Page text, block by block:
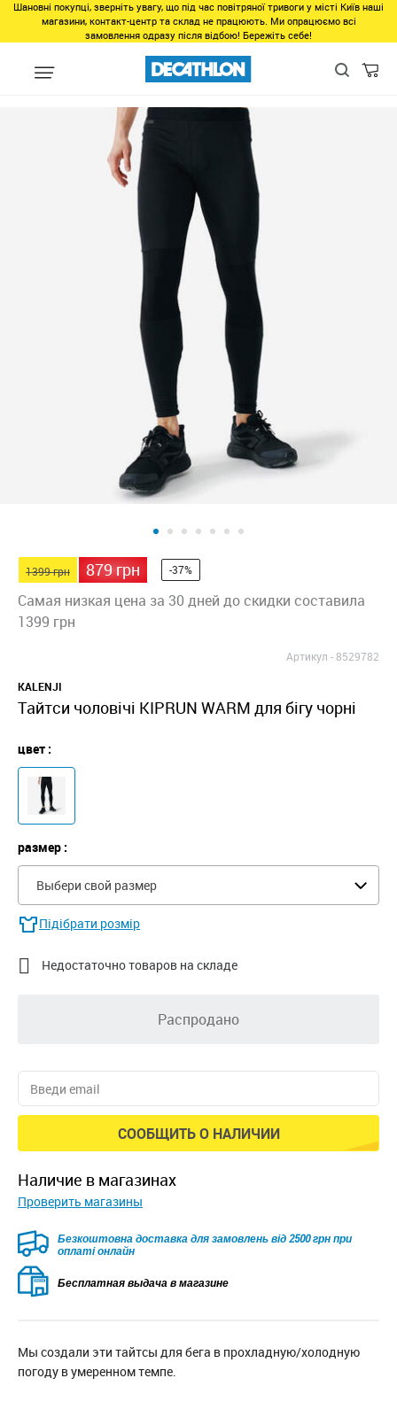
Шановні покупці, зверніть увагу, що під час повітряної тривоги у місті Київ наші
магазини, контакт-центр та склад не працюють. Ми опрацюємо всі
замовлення одразу після відбою! Бережіть себе!
Регіон Мужчинам в Днепре Одежда в Днепре Низ в
1399 грн 879 грн -37%
Самая низкая цена за 30 дней до скидки составила
1399 грн
Артикул -8529782
KALENJI
Тайтси чоловічі KIPRUN WARM для бігу чорні
цвет :
размер :
Выбери свой размер
Підібрати розмір
 Недостаточно товаров на складе
Распродано
СООБЩИТЬ О НАЛИЧИИ
наличие в магазинах
Проверить магазины
Безкоштовна доставка для замовлень від 2500 грн при
оплаті онлайн
Бесплатная выдача в магазине
Мы создали эти тайтсы для бега в прохладную/холодную
погоду в умеренном темпе.